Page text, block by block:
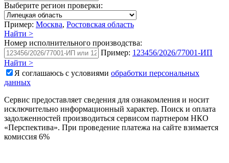
Выберите регион проверки:
Пример: Москва, Ростовская область
Найти >
Номер исполнительного производства:
Пример: 123456/2026/77001-ИП
Найти >
Я соглашаюсь с условиями обработки персональных
данных
Сервис предоставляет сведения для ознакомления и носит
исключительно информационный характер. Поиск и оплата
задолженностей производиться сервисом партнером НКО
«Перспектива». При проведение платежа на сайте взимается
комиссия 6%